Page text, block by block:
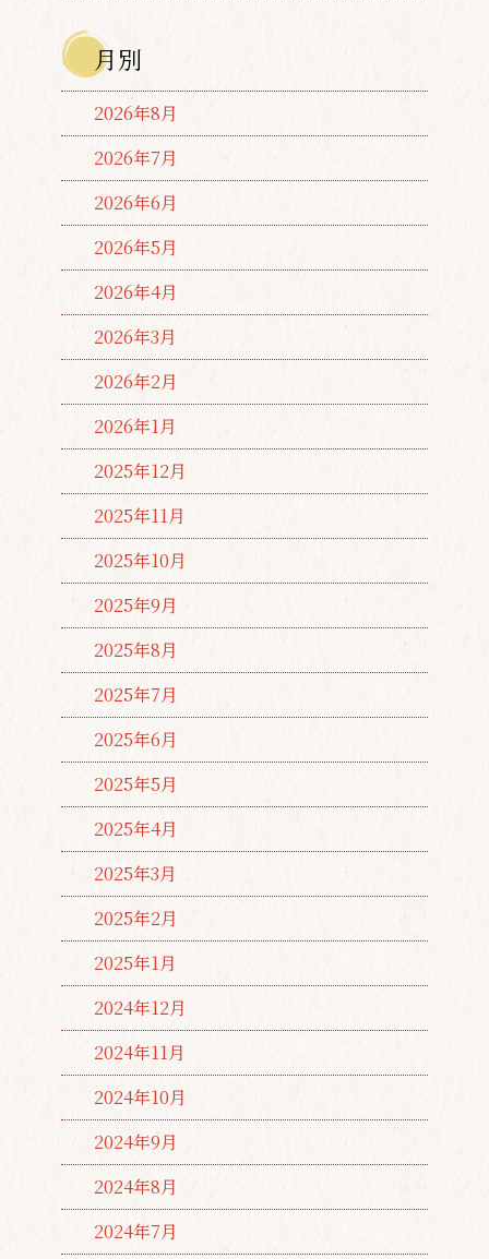
月別
2026年8月
2026年7月
2026年6月
2026年5月
2026年4月
2026年3月
2026年2月
2026年1月
2025年12月
2025年11月
2025年10月
2025年9月
2025年8月
2025年7月
2025年6月
2025年5月
2025年4月
2025年3月
2025年2月
2025年1月
2024年12月
2024年11月
2024年10月
2024年9月
2024年8月
2024年7月